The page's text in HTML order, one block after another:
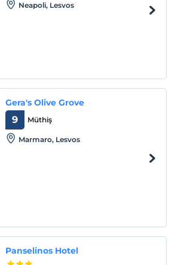
Neapoli, Lesvos
Gera's Olive Grove
Müthiş
9
Marmaro, Lesvos
Panselinos Hotel